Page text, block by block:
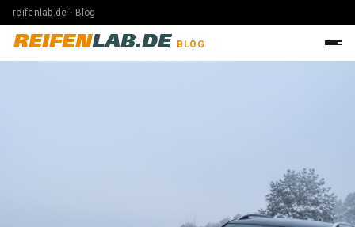
reifenlab.de · Blog
REIFENLAB.DE BLOG